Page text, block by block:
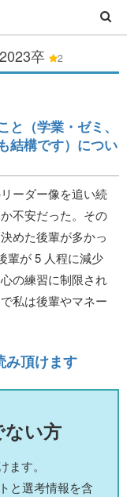
2023卒 2
（学業・ゼミ、
結構です）につい
ーダー像を追い続
不安だった。その
めた後輩が多かっ
輩が 5 人程に減少
の練習に制限され
私は後輩やマネー
頂けます
ない方
す。
と選考情報を含